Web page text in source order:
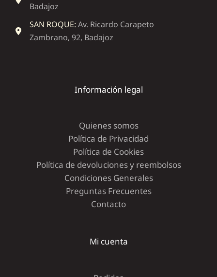
Badajoz
SAN ROQUE: Av. Ricardo Carapeto
Zambrano, 92, Badajoz
Información legal
Quienes somos
Política de Privacidad
Política de Cookies
Política de devoluciones y reembolsos
Condiciones Generales
Preguntas Frecuentes
Contacto
Mi cuenta